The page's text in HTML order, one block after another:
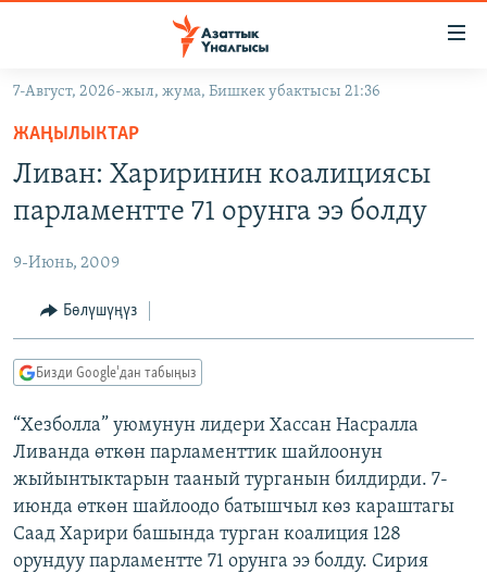
Навигацияга
өтүңүз
Издөөгө
салыңыз
ЭКОНОМИКА
МАДАНИЯТ
БОРБОР АЗИЯ
УКРАИНА
АТАЙЫН ИЛИКТӨӨ
ТВ ПРОГРАММАЛАР
ЭКСПЕРТТЕР ТАЛДАЙТ
БИЗ ЖАНА ДҮЙНӨ
ДАНИСТЕ
ЭЖЕ-СИҢДИЛЕР
АЗАТТЫК+
ӨЗГӨЧӨ ПИКИР
Русский
ОНЛАЙН ШЕРИНЕ
7-Август, 2026-жыл, жума, Бишкек убактысы 21:36
ЖАҢЫЛЫКТАР
Ливан: Хариринин коалициясы
парламентте 71 орунга ээ болду
9-Июнь, 2009
Бөлүшүңүз
Бизди Google'дан табыңыз
“Хезболла” уюмунун лидери Хассан Насралла
Ливанда өткөн парламенттик шайлоонун
жыйынтыктарын тааный турганын билдирди. 7-
июнда өткөн шайлоодо батышчыл көз караштагы
Саад Харири башында турган коалиция 128
орундуу парламентте 71 орунга ээ болду. Сирия